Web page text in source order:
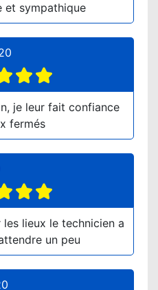
et sympathique
je leur fait confiance
fermés
lieux le technicien a
un peu